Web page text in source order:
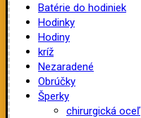
Batérie do hodiniek
Hodinky
Hodiny
kríž
Nezaradené
Obrúčky
Šperky
chirurgická oceľ